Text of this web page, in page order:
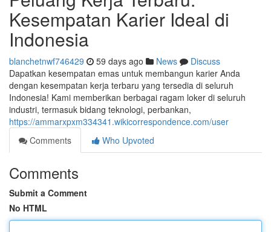
Kesempatan Karier Ideal di
Indonesia
blanchetnwf746429 59 days ago News
Discuss
Dapatkan kesempatan emas untuk membangun karier Anda
dengan kesempatan kerja terbaru yang tersedia di seluruh
Indonesia! Kami memberikan berbagai ragam loker di seluruh
industri, termasuk bidang teknologi, perbankan,
https://ammarxpxm334341.wikicorrespondence.com/user
Comments
Who Upvoted
Comments
Submit a Comment
No HTML